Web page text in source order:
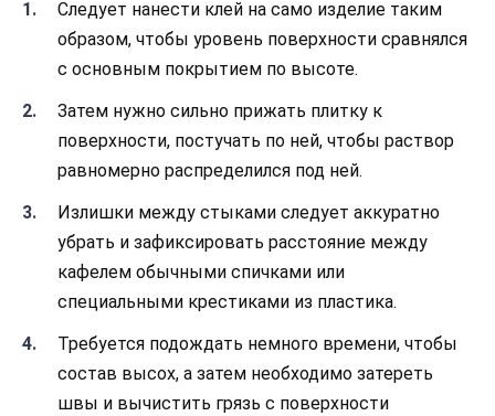
Следует нанести клей на само изделие таким
образом, чтобы уровень поверхности сравнялся
с основным покрытием по высоте.
Затем нужно сильно прижать плитку к
поверхности, постучать по ней, чтобы раствор
равномерно распределился под ней.
Излишки между стыками следует аккуратно
убрать и зафиксировать расстояние между
кафелем обычными спичками или
специальными крестиками из пластика.
Требуется подождать немного времени, чтобы
состав высох, а затем необходимо затереть
швы и вычистить грязь с поверхности